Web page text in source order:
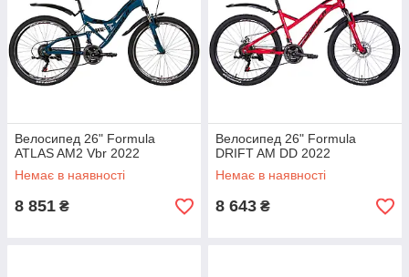
Велосипед 26" Formula
ATLAS AM2 Vbr 2022
Немає в наявності
8 851 ₴
Велосипед 26" Formula
DRIFT AM DD 2022
Немає в наявності
8 643 ₴